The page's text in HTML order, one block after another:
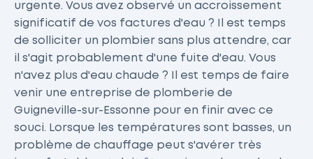
urgente. Vous avez observé un accroissement
significatif de vos factures d'eau ? Il est temps
de solliciter un plombier sans plus attendre, car
il s'agit probablement d'une fuite d'eau. Vous
n'avez plus d'eau chaude ? Il est temps de faire
venir une entreprise de plomberie de
Guigneville-sur-Essonne pour en finir avec ce
souci. Lorsque les températures sont basses, un
problème de chauffage peut s'avérer très